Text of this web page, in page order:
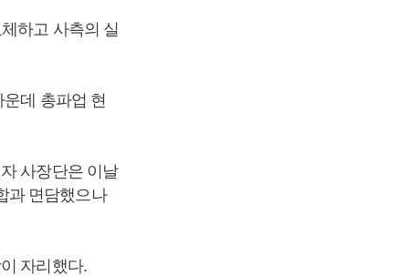
하고 사측의 실
데 총파업 현
사장단은 이날
과 면담했으나
자리했다.